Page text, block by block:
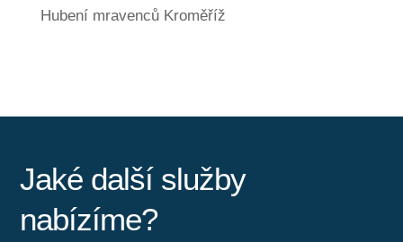
Hubení mravenců Kroměříž
Jaké další služby
nabízíme?